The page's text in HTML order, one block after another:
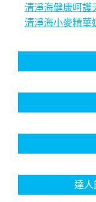
清淨海健康呵護
清淨海小麥精華
達